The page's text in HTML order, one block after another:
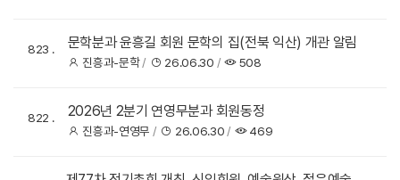
823 문학분과 윤흥길 회원 문학의 집(전북 익산) 개관 알림
진흥과-문학 26.06.30 508
822 2026년 2분기 연영무분과 회원동정
진흥과-연영무 26.06.30 469